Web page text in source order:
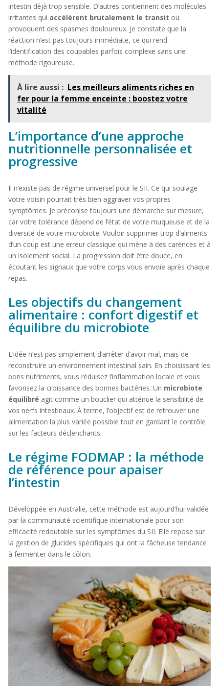
intestin déjà trop sensible. D’autres contiennent des molécules
irritantes qui accélèrent brutalement le transit ou
provoquent des spasmes douloureux. Je constate que la
réaction n’est pas toujours immédiate, ce qui rend
l’identification des coupables parfois complexe sans une
méthode rigoureuse.
À lire aussi : Les meilleurs aliments riches en
fer pour la femme enceinte : boostez votre
vitalité
L’importance d’une approche
nutritionnelle personnalisée et
progressive
Il n’existe pas de régime universel pour le SII. Ce qui soulage
votre voisin pourrait très bien aggraver vos propres
symptômes. Je préconise toujours une démarche sur mesure,
car votre tolérance dépend de l’état de votre muqueuse et de la
diversité de votre microbiote. Vouloir supprimer trop d’aliments
d’un coup est une erreur classique qui mène à des carences et à
un isolement social. La progression doit être douce, en
écoutant les signaux que votre corps vous envoie après chaque
repas.
Les objectifs du changement
alimentaire : confort digestif et
équilibre du microbiote
L’idée n’est pas simplement d’arrêter d’avoir mal, mais de
reconstruire un environnement intestinal sain. En choisissant les
bons nutriments, vous réduisez l’inflammation locale et vous
favorisez la croissance des bonnes bactéries. Un microbiote
équilibré agit comme un bouclier qui atténue la sensibilité de
vos nerfs intestinaux. À terme, l’objectif est de retrouver une
alimentation la plus variée possible tout en gardant le contrôle
sur les facteurs déclenchants.
Le régime FODMAP : la méthode
de référence pour apaiser
l’intestin
Développée en Australie, cette méthode est aujourd’hui validée
par la communauté scientifique internationale pour son
efficacité redoutable sur les symptômes du SII. Elle repose sur
la gestion de glucides spécifiques qui ont la fâcheuse tendance
à fermenter dans le côlon.